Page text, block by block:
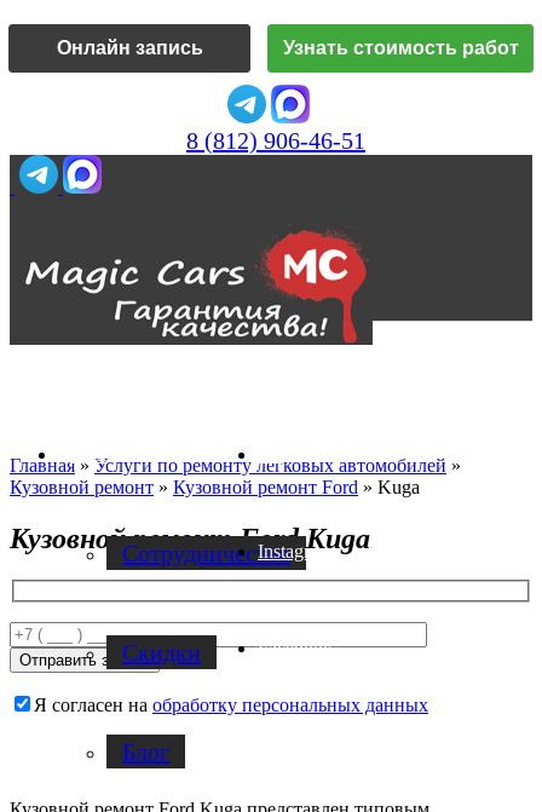
Онлайн запись Узнать стоимость работ
8 (812) 906-46-51
О нас
Cотрудничество
Скидки
Блог
Instagram
Facebook
Главная » Услуги по ремонту легковых автомобилей »
Кузовной ремонт » Кузовной ремонт Ford » Kuga
Кузовной ремонт Ford Kuga
Я согласен на обработку персональных данных